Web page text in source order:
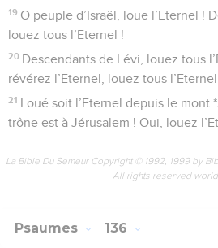
19 O peuple d’Israël, loue l’Eternel !
louez tous l’Eternel !
20 Descendants de Lévi, louez tous
révérez l’Eternel, louez tous l’Eternel
21 Loué soit l’Eternel depuis le mont
trône est à Jérusalem ! Oui, louez
La Bible Du Semeur Copyright © 1992, 1999 by
All rights reserved
Psaumes 136